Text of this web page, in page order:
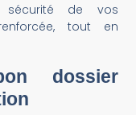
de vos
tout en
dossier